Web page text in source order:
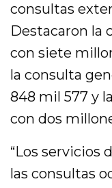
consultas
Destacaron la
con siete
la consulta
848 mil 577 y
con dos
“Los servicios
las consultas